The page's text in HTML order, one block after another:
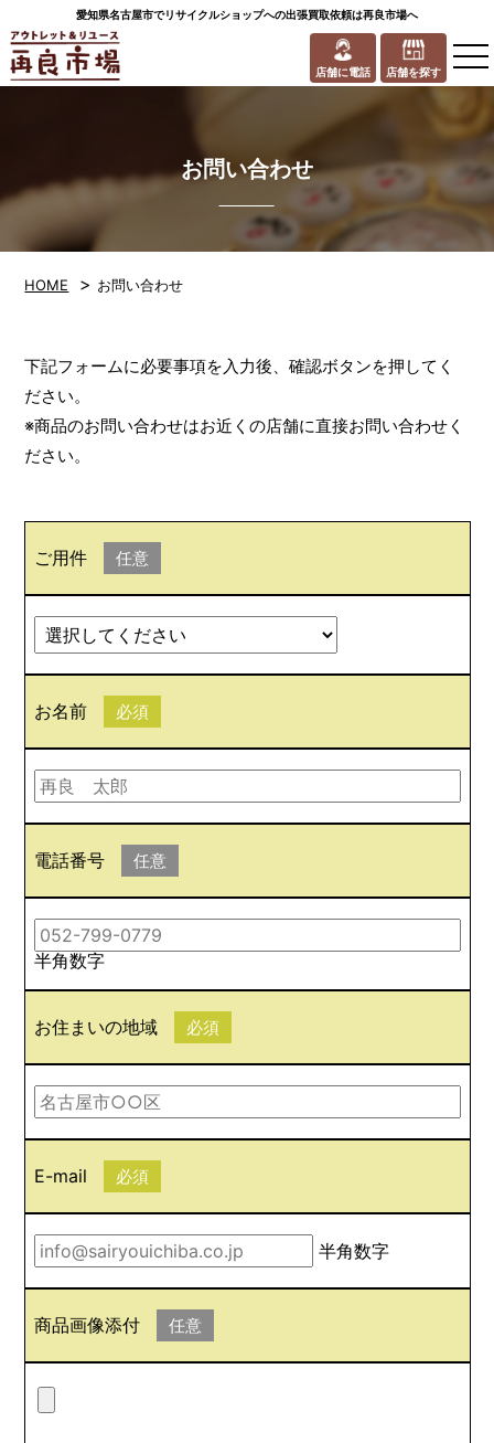
愛知県名古屋市でリサイクルショップへの出張買取依頼は再良市場へ
店舗に電話 店舗を探す
お問い合わせ
HOME > お問い合わせ
下記フォームに必要事項を入力後、確認ボタンを押してく
ださい。
※商品のお問い合わせはお近くの店舗に直接お問い合わせく
ださい。
ご用件 任意
お名前 必須
電話番号 任意
半角数字
お住まいの地域 必須
E-mail 必須
半角数字
商品画像添付 任意